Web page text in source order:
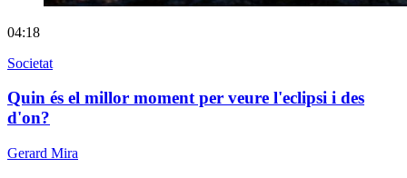
04:18
Societat
Quin és el millor moment per veure l'eclipsi i des
d'on?
Gerard Mira